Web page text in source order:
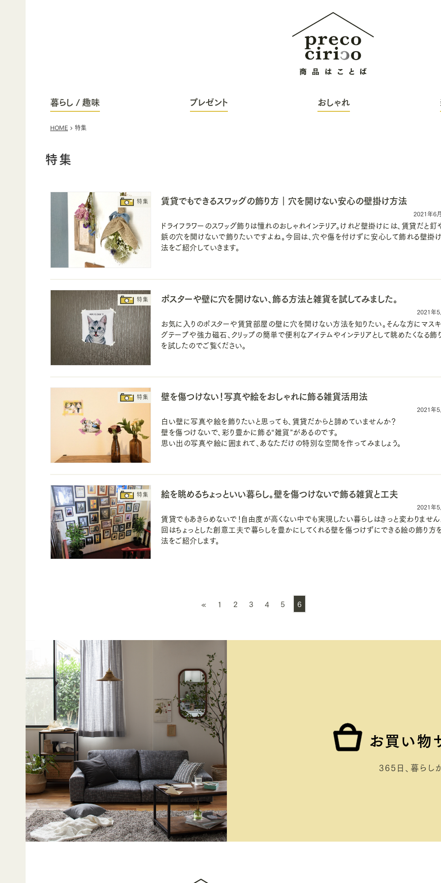
暮らし / 趣味 プレゼント おしゃれ
HOME 特集
特集
賃貸でもできるスワッグの飾り方｜穴を開けない安心の壁掛け方法
2021年6
ドライフラワーのスワッグ飾りは憧れのおしゃれインテリア。けれど壁掛けには、賃貸だと釘
鋲の穴を開けないで飾りたいですよね。今回は、穴や傷を付けずに安心して飾れる壁掛
法をご紹介していきます。
ポスターや壁に穴を開けない、飾る方法と雑貨を試してみました。
2021年5
お気に入りのポスターや賃貸部屋の壁に穴を開けない方法を知りたい。そんな方にマス
グテープや強力磁石、クリップの簡単で便利なアイテムやインテリアとして眺めたくなる飾
を試したのでご覧ください。
壁を傷つけない！写真や絵をおしゃれに飾る雑貨活用法
2021年5
白い壁に写真や絵を飾りたいと思っても、賃貸だからと諦めていませんか？
壁を傷つけないで、彩り豊かに飾る“雑貨”があるのです。
思い出の写真や絵に囲まれて、あなただけの特別な空間を作ってみましょう。
絵を眺めるちょっといい暮らし。壁を傷つけないで飾る雑貨と工夫
2021年5
賃貸でもあきらめないで！自由度が高くない中でも実現したい暮らしはきっと変わりません
回はちょっとした創意工夫で暮らしを豊かにしてくれる壁を傷つけずにできる絵の飾り方
法をご紹介します。
« 1 2 3 4 5 6
お買い物
365日、暮らしが膨